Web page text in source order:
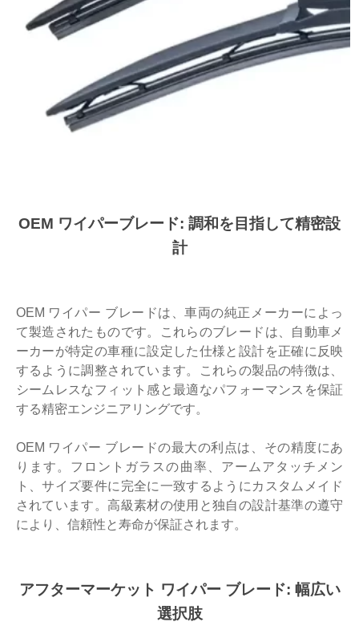
OEM ワイパーブレード: 調和を目指して精密設
計
OEM ワイパー ブレードは、車両の純正メーカーによっ
て製造されたものです。これらのブレードは、自動車メ
ーカーが特定の車種に設定した仕様と設計を正確に反映
するように調整されています。これらの製品の特徴は、
シームレスなフィット感と最適なパフォーマンスを保証
する精密エンジニアリングです。
OEM ワイパー ブレードの最大の利点は、その精度にあ
ります。フロントガラスの曲率、アームアタッチメン
ト、サイズ要件に完全に一致するようにカスタムメイド
されています。高級素材の使用と独自の設計基準の遵守
により、信頼性と寿命が保証されます。
アフターマーケット ワイパー ブレード: 幅広い
選択肢